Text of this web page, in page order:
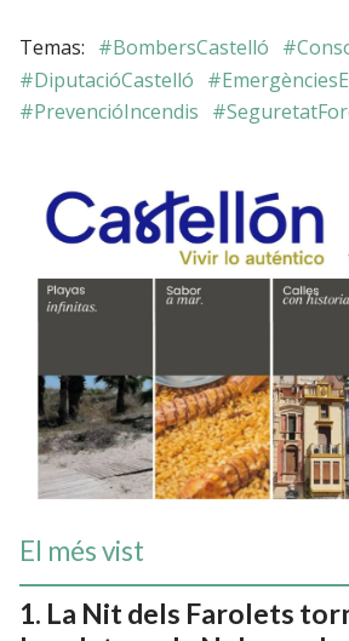
#BombersCastelló
#DiputacióCastelló
#PrevencióIncendis
El més vist
La Nit dels Farolets